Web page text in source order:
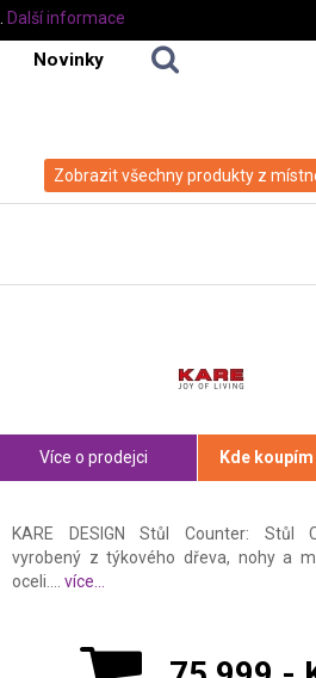
Novinky
Zobrazit všechny produkty z
Více o prodejci Kde
KARE DESIGN Stůl Counter: Stůl
vyrobený z týkového dřeva, nohy a
oceli.... více...
Další informace